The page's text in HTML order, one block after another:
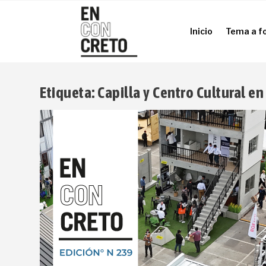
Inicio Tema a
Inicio Tema a
Etiqueta: Capilla y Centro Cultural en